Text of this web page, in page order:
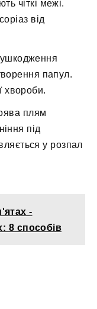
чіткі межі.
від
папул.
хвороби.
плям
під
у розпал
-
8 способів